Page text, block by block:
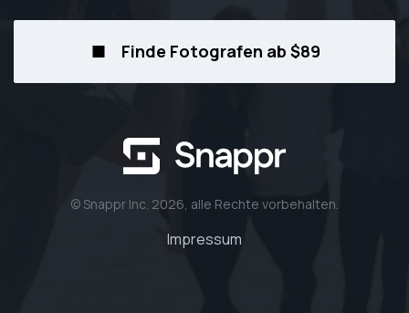
Finde Fotografen ab $89
© Snappr Inc. 2026, alle Rechte vorbehalten.
Impressum